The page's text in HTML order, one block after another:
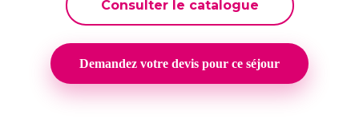
Consulter le catalogue
Demandez votre devis pour ce séjour